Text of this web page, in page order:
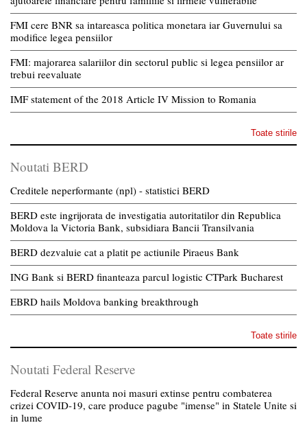
FMI cere BNR sa intareasca politica monetara iar Guvernului sa
modifice legea pensiilor
FMI: majorarea salariilor din sectorul public si legea pensiilor ar
trebui reevaluate
IMF statement of the 2018 Article IV Mission to Romania
Toate stirile
Noutati BERD
Creditele neperformante (npl) - statistici BERD
BERD este ingrijorata de investigatia autoritatilor din Republica
Moldova la Victoria Bank, subsidiara Bancii Transilvania
BERD dezvaluie cat a platit pe actiunile Piraeus Bank
ING Bank si BERD finanteaza parcul logistic CTPark Bucharest
EBRD hails Moldova banking breakthrough
Toate stirile
Noutati Federal Reserve
Federal Reserve anunta noi masuri extinse pentru combaterea
crizei COVID-19, care produce pagube "imense" in Statele Unite si
in lume